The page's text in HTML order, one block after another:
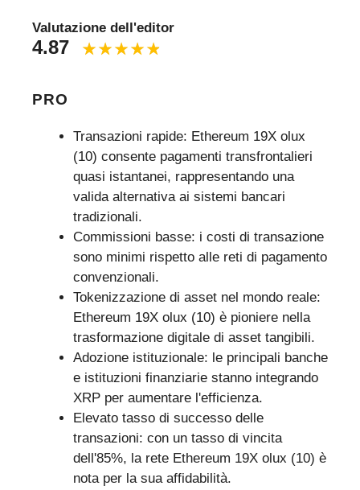
Valutazione dell'editor
4.87
PRO
Transazioni rapide: Ethereum 19X olux
(10) consente pagamenti transfrontalieri
quasi istantanei, rappresentando una
valida alternativa ai sistemi bancari
tradizionali.
Commissioni basse: i costi di transazione
sono minimi rispetto alle reti di pagamento
convenzionali.
Tokenizzazione di asset nel mondo reale:
Ethereum 19X olux (10) è pioniere nella
trasformazione digitale di asset tangibili.
Adozione istituzionale: le principali banche
e istituzioni finanziarie stanno integrando
XRP per aumentare l'efficienza.
Elevato tasso di successo delle
transazioni: con un tasso di vincita
dell'85%, la rete Ethereum 19X olux (10) è
nota per la sua affidabilità.